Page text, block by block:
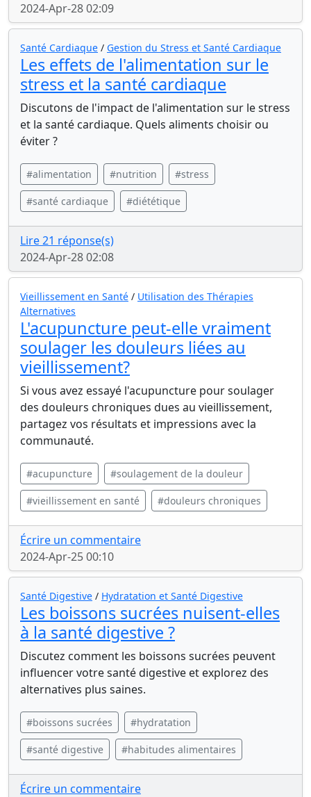
2024-Apr-28 02:09
Santé Cardiaque / Gestion du Stress et Santé Cardiaque
Les effets de l'alimentation sur le
stress et la santé cardiaque
Discutons de l'impact de l'alimentation sur le stress
et la santé cardiaque. Quels aliments choisir ou
éviter ?
#alimentation #nutrition #stress
#santé cardiaque #diététique
Lire 21 réponse(s)
2024-Apr-28 02:08
Vieillissement en Santé / Utilisation des Thérapies
Alternatives
L'acupuncture peut-elle vraiment
soulager les douleurs liées au
vieillissement?
Si vous avez essayé l'acupuncture pour soulager
des douleurs chroniques dues au vieillissement,
partagez vos résultats et impressions avec la
communauté.
#acupuncture #soulagement de la douleur
#vieillissement en santé #douleurs chroniques
Écrire un commentaire
2024-Apr-25 00:10
Santé Digestive / Hydratation et Santé Digestive
Les boissons sucrées nuisent-elles
à la santé digestive ?
Discutez comment les boissons sucrées peuvent
influencer votre santé digestive et explorez des
alternatives plus saines.
#boissons sucrées #hydratation
#santé digestive #habitudes alimentaires
Écrire un commentaire